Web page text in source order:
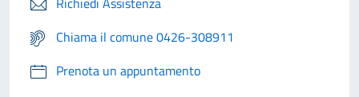
Chiama il comune 0426-308911
Prenota un appuntamento